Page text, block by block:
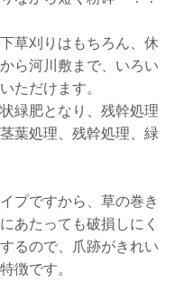
草刈りはもちろん、休
ら河川敷まで、いろい
ただけます。
緑肥となり、残幹処理
葉処理、残幹処理、緑
プですから、草の巻き
あたっても破損しにく
るので、爪跡がきれい
徴です。